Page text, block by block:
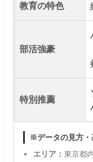
教育の特色
部活強豪
特別推薦
※データの見方・
エリア： 東京都